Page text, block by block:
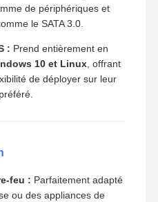
de périphériques et
le SATA 3.0.
: Prend entièrement en
10 et Linux, offrant
de déployer sur leur
feu : Parfaitement adapté
ou des appliances de